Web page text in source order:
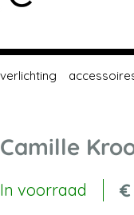
verlichting
Camille
In voorraad €